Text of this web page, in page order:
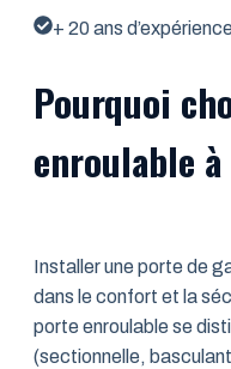
+ 20 ans d’expérience
Pourquoi
enroulable
Installer une porte de
dans le confort et la
porte enroulable se
(sectionnelle,